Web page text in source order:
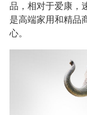
品，相对于爱康，
是高端家用和精品
心。